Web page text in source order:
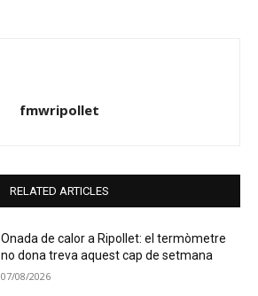
fmwripollet
RELATED ARTICLES
Onada de calor a Ripollet: el termòmetre
no dona treva aquest cap de setmana
07/08/2026